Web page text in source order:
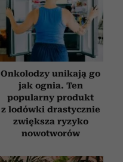
Onkolodzy unikają go
jak ognia. Ten
popularny produkt
z lodówki drastycznie
zwiększa ryzyko
nowotworów